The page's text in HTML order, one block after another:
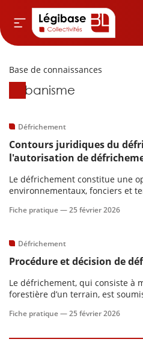
& Cimetières
& Élu local
& Finances locales
publique
Base de connaissances
Base de
Urbanisme
Défrichement
Contours juridiques du
l'autorisation de
Le défrichement constitue une
environnementaux, fonciers et
Fiche pratique —25 février 2026
Défrichement
Procédure et décision de
Le défrichement, qui consiste à
forestière d’un terrain, est
Fiche pratique —25 février 2026